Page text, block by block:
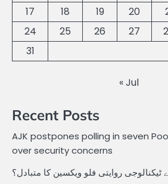
17
18 19 20
24
25 26 27
31
« Jul
Recent Posts
AJK postpones polling in seven
over security concerns
ٹیکنالوجی روایتی فلو ویکسین کا متبادل؟